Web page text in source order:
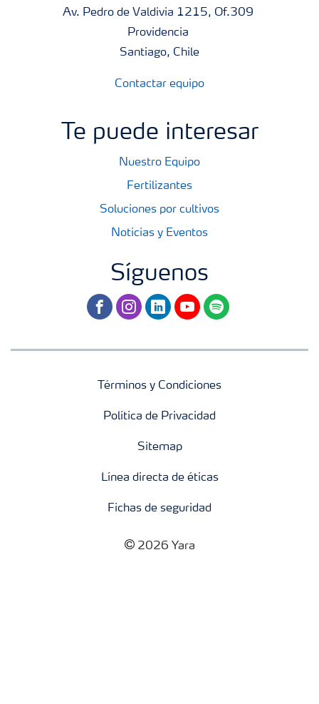
Av. Pedro de Valdivia 1215, Of.309
Providencia
Santiago, Chile
Contactar equipo
Te puede interesar
Nuestro Equipo
Fertilizantes
Soluciones por cultivos
Noticias y Eventos
Síguenos
facebookinstagram
linkedinyoutubespotify
Términos y Condiciones
Política de Privacidad
Sitemap
Línea directa de éticas
Fichas de seguridad
2026 Yara